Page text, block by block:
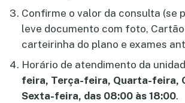
Confirme o valor da consulta (se
leve documento com foto, Cartão
carteirinha do plano e exames
Horário de atendimento da
feira, Terça-feira, Quarta-feira,
Sexta-feira, das 08:00 às 18:00.